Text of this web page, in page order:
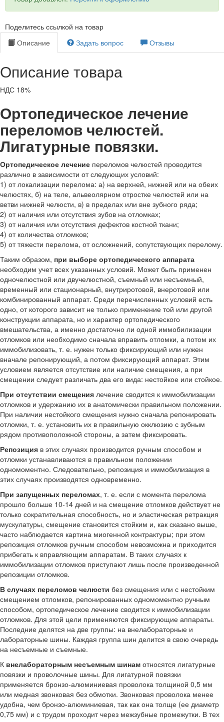
Поделитесь ссылкой на товар
Описание
Задать вопрос Отзывы
Описание товара
НДС 18%
Ортопедическое лечение
переломов челюстей.
Лигатурные повязки.
Ортопедическое лечение переломов челюстей проводится
различно в зависимости от следующих условий:
1) от локализации перелома: а) на верхней, нижней или на обеих
челюстях, б) на теле, альвеолярном отростке челюстей или на
ветви нижней челюсти, в) в пределах или вне зубного ряда;
2) от наличия или отсутствия зубов на отломках;
3) от наличия или отсутствия дефектов костной ткани;
4) от количества отломков;
5) от тяжести перелома, от осложнений, сопутствующих перелому.
Таким образом, при выборе ортопедического аппарата
необходим учет всех указанных условий. Может быть применен
одночелюстной или двучелюстной, съемный или несъемный,
временный или стационарный, внутриротовой, внеротовой или
комбинированный аппарат. Среди перечисленных условий есть
одно, от которого зависит не только применение той или другой
конструкции аппарата, но и характер ортопедического
вмешательства, а именно достаточно ли одной иммобилизации
отломков или необходимо сначала вправить отломки, а потом их
иммобилизовать, т. е. нужен только фиксирующий или нужен
вначале репонирующий, а потом фиксирующий аппарат. Этим
условием является отсутствие или наличие смещения, а при
смещении следует различать два его вида: нестойкое или стойкое.
При отсутствии смещения лечение сводится к иммобилизации
отломков и удержанию их в анатомически правильном положении.
При наличии нестойкого смещения нужно сначала репонировать
отломки, т. е. установить их в правильную окклюзию с зубным
рядом противоположной стороны, а затем фиксировать.
Репозиция в этих случаях производится ручным способом и
отломки устанавливаются в правильном положении
одномоментно. Следовательно, репозиция и иммобилизация в
этих случаях производятся одновременно.
При запущенных переломах, т. е. если с момента перелома
прошло больше 10-14 дней и на смещение отломков действует не
только сократительная способность, но и эластическая ретракция
мускулатуры, смещение становится стойким и, как сказано выше,
часто наблюдается картина миогенной контрактуры; при этом
репозиция отломков ручным способом невозможна и приходится
прибегать к вправляющим аппаратам. В таких случаях к
иммобилизации отломков приступают лишь после произведенной
репозиции отломков.
В случаях переломов челюсти без смещения или с нестойким
смещением отломков, репонированных одномоментно ручным
способом, ортопедическое лечение сводится к иммобилизации
отломков. Для этой цели применяются фиксирующие аппараты.
Последние делятся на две группы: на внелабораторные и
лабораторные шины. Каждая группа шин делится в свою очередь
на несъемные и съемные.
К внелабораторным несъемным шинам относятся лигатурные
повязки и проволочные шины. Для лигатурной повязки
применяется бронзо-алюминиевая проволока толщиной 0,5 мм
или медная звонковая без обмотки. Звонковая проволока менее
удобна, чем бронзо-алюминиевая, так как она толще (ее диаметр
0,75 мм) и с трудом проходит через межзубные промежутки. В тех